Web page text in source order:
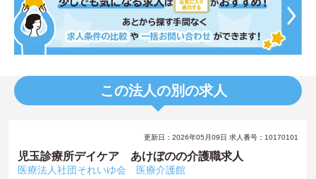
この法人の別の求人
更新日：2026年05月09日 求人番号：10170101
児玉診療所デイケア あけぼのの介護職求人
医療法人社団それいゆ会 医療介護館